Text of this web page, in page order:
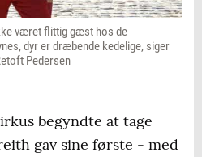
været flittig gæst hos de
dyr er dræbende kedelige, siger
Pedersen
begyndte at tage
gav sine første - med